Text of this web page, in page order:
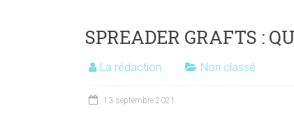
SPREADER GRAFTS :
La rédaction Non classé
13 septembre 2021